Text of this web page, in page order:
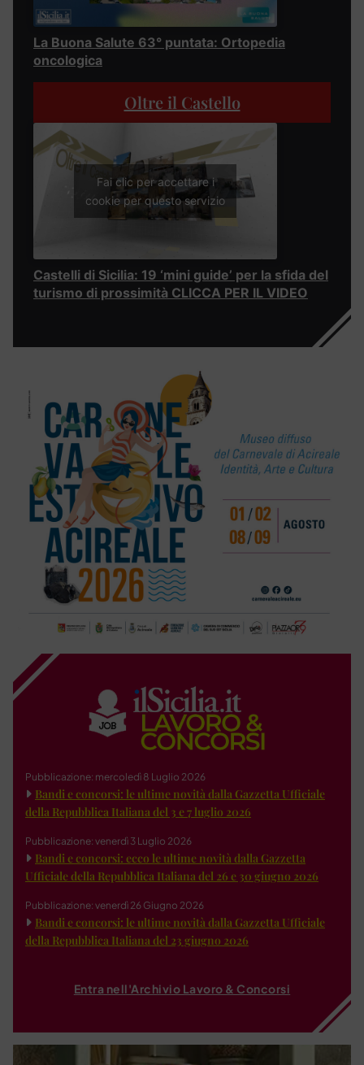
La Buona Salute 63° puntata: Ortopedia
oncologica
Oltre il Castello
Fai clic per accettare i
cookie per questo servizio
Castelli di Sicilia: 19 ‘mini guide’ per la sfida del
turismo di prossimità CLICCA PER IL VIDEO
Pubblicazione: mercoledì 8 Luglio 2026
Bandi e concorsi: le ultime novità dalla Gazzetta Ufficiale
della Repubblica Italiana del 3 e 7 luglio 2026
Pubblicazione: venerdì 3 Luglio 2026
Bandi e concorsi: ecco le ultime novità dalla Gazzetta
Ufficiale della Repubblica Italiana del 26 e 30 giugno 2026
Pubblicazione: venerdì 26 Giugno 2026
Bandi e concorsi: le ultime novità dalla Gazzetta Ufficiale
della Repubblica Italiana del 23 giugno 2026
Entra nell'Archivio Lavoro & Concorsi